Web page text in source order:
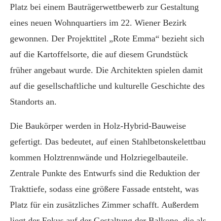
Platz bei einem Bauträgerwettbewerb zur Gestaltung
eines neuen Wohnquartiers im 22. Wiener Bezirk
gewonnen. Der Projekttitel „Rote Emma“ bezieht sich
auf die Kartoffelsorte, die auf diesem Grundstück
früher angebaut wurde. Die Architekten spielen damit
auf die gesellschaftliche und kulturelle Geschichte des
Standorts an.
Die Baukörper werden in Holz-Hybrid-Bauweise
gefertigt. Das bedeutet, auf einen Stahlbetonskelettbau
kommen Holztrennwände und Holzriegelbauteile.
Zentrale Punkte des Entwurfs sind die Reduktion der
Trakttiefe, sodass eine größere Fassade entsteht, was
Platz für ein zusätzliches Zimmer schafft. Außerdem